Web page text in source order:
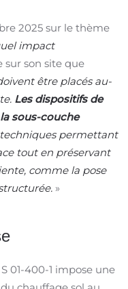
2025 sur le thème
impact
sur son site que
être placés au-
Les dispositifs de
sous-couche
permettant
tout en préservant
comme la pose
»
01-400-1 impose une